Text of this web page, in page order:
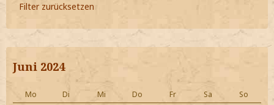
Filter zurücksetzen
Juni 2024
Mo Di Mi Do Fr Sa So